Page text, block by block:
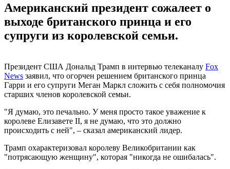
Американский президент сожалеет о
выходе британского принца и его
супруги из королевской семьи.
Президент США Дональд Трамп в интервью телеканалу Fox
News заявил, что огорчен решением британского принца
Гарри и его супруги Меган Маркл сложить с себя полномочия
старших членов королевской семьи.
"Я думаю, это печально. У меня просто такое уважение к
королеве Елизавете II, я не думаю, что это должно
происходить с ней", – сказал американский лидер.
Трамп охарактеризовал королеву Великобритании как
"потрясающую женщину", которая "никогда не ошибалась".